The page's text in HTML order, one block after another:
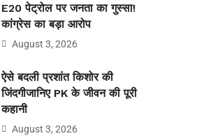
E20 पेट्रोल पर जनता का गुस्सा!
कांग्रेस का बड़ा आरोप
August 3, 2026
ऐसे बदली प्रशांत किशोर की
जिंदगीजानिए PK के जीवन की पूरी
कहानी
August 3, 2026